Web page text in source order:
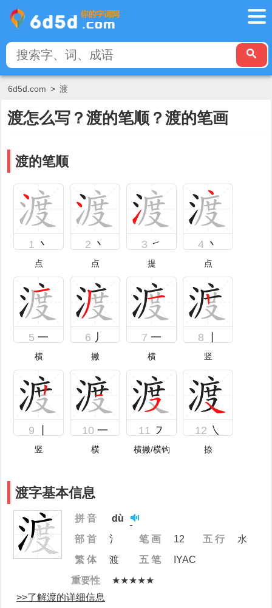
6d5d.com > 渡
渡怎么写？渡的笔顺？渡的笔画
渡的笔顺
1 丶
点
2 丶
点
3 ㇀
提
4 丶
点
5 一
横
6 丿
撇
7 一
横
8
竖
9
竖
10 一
横
11 ㇇
横撇/横钩
12 ㇏
捺
渡字基本信息
拼 音
dù
部 首
氵 笔 画 12 五 行
水
繁 体
渡 五 笔
IYAC
重要性
★★★★★
>>了解渡的详细信息